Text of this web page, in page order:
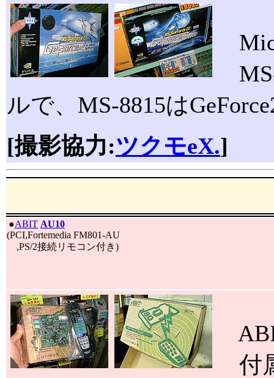
ルで、MS-8815は
[撮影協力:ツクモeX.]
●ABIT AU10
(PCI,Fortemedia FM801-AU
,PS/2接続リモコン付き)
付